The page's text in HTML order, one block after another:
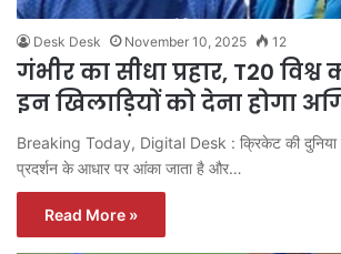
Desk Desk November 10, 2025 12
गंभीर का सीधा प्रहार, T20
इन खिलाड़ियों को देना होगा
Breaking Today, Digital Desk : क्रिकेट की दुनिया
प्रदर्शन के आधार पर आंका जाता है और…
Read More »